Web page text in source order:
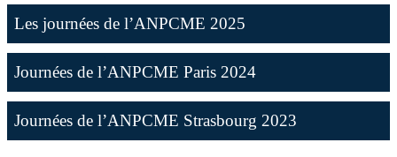
Les journées de l’ANPCME 2025
Journées de l’ANPCME Paris 2024
Journées de l’ANPCME Strasbourg 2023